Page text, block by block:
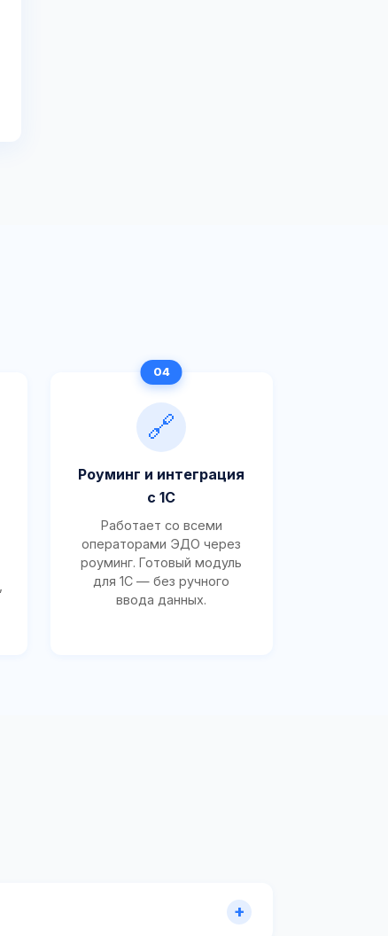
🔗
Роуминг и интеграция
с 1С
Работает со всеми
операторами ЭДО через
роуминг. Готовый модуль
для 1С — без ручного
ввода данных.